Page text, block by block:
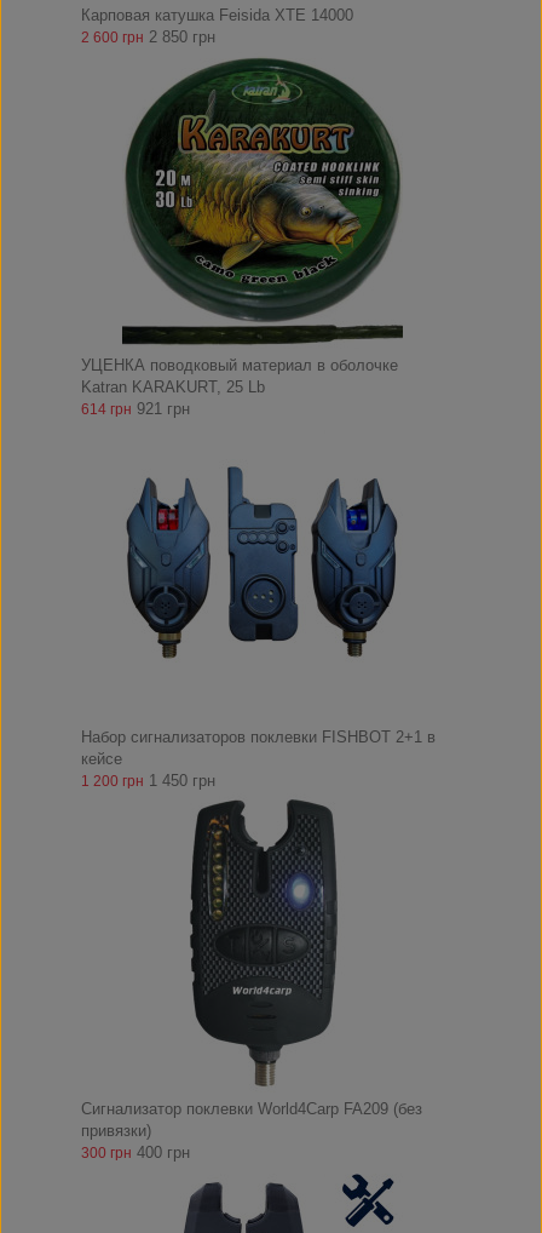
Карповая катушка Feisida XTE 14000
2 600 грн 2 850 грн
УЦЕНКА поводковый материал в оболочке
Katran KARAKURT, 25 Lb
614 грн 921 грн
Набор сигнализаторов поклевки FISHBOT 2+1 в
кейсе
1 200 грн 1 450 грн
Сигнализатор поклевки World4Carp FA209 (без
привязки)
300 грн 400 грн